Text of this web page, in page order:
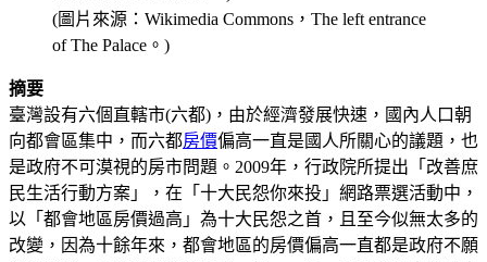
(圖片來源：Wikimedia Commons，The left entrance
of The Palace。)
摘要
臺灣設有六個直轄市(六都)，由於經濟發展快速，國內人口朝
向都會區集中，而六都房價偏高一直是國人所關心的議題，也
是政府不可漠視的房市問題。2009年，行政院所提出「改善庶
民生活行動方案」，在「十大民怨你來投」網路票選活動中，
以「都會地區房價過高」為十大民怨之首，且至今似無太多的
改變，因為十餘年來，都會地區的房價偏高一直都是政府不願